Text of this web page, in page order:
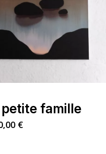
petite famille
€